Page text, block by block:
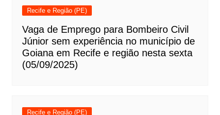
Recife e Região (PE)
Vaga de Emprego para Bombeiro Civil
Júnior sem experiência no município de
Goiana em Recife e região nesta sexta
(05/09/2025)
Recife e Região (PE)